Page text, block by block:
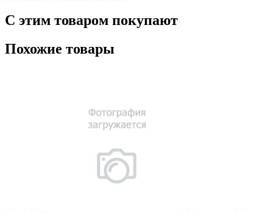
С этим товаром покупают
Похожие товары